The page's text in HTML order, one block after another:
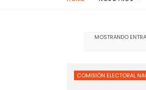
MOSTRANDO
COMISIÓN ELECTORAL